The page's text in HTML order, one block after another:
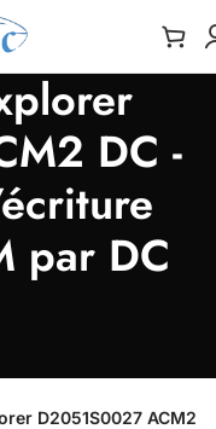
DC -
par DC
D2051S0027 ACM2